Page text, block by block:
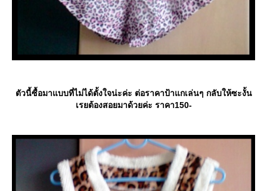
ตัวนี้ซื้อมาแบบที่ไม่ได้ตั้งใจน่ะค่ะ ต่อราคาป้าแกเล่นๆ กลับให้ซะงั้น
เรยต้องสอยมาด้วยค่ะ ราคา150-